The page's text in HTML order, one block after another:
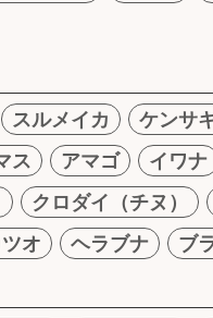
スルメイカ
ケンサ
ス アマゴ イワナ
クロダイ（チヌ）
オ ヘラブナ
ブ